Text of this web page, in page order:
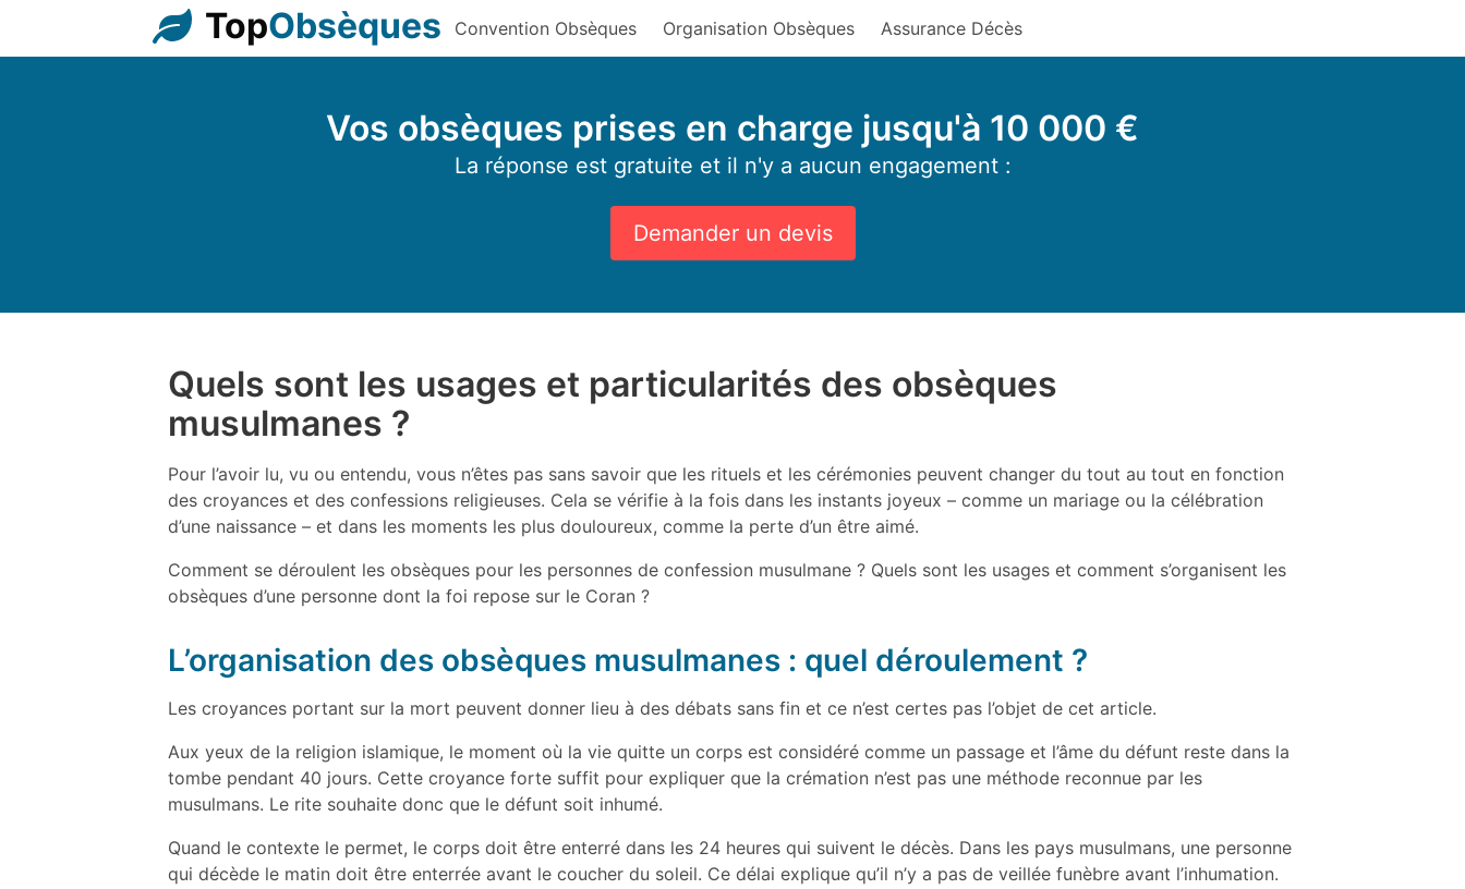
TopObsèques Convention Obsèques Organisation Obsèques Assurance Décès
Vos obsèques prises en charge jusqu'à 10 000 €
La réponse est gratuite et il n'y a aucun engagement :
Demander un devis
Quels sont les usages et particularités des obsèques
musulmanes ?
Pour l’avoir lu, vu ou entendu, vous n’êtes pas sans savoir que les rituels et les cérémonies peuvent changer du tout au tout en fonction
des croyances et des confessions religieuses. Cela se vérifie à la fois dans les instants joyeux – comme un mariage ou la célébration
d’une naissance – et dans les moments les plus douloureux, comme la perte d’un être aimé.
Comment se déroulent les obsèques pour les personnes de confession musulmane ? Quels sont les usages et comment s’organisent les
obsèques d’une personne dont la foi repose sur le Coran ?
L’organisation des obsèques musulmanes : quel déroulement ?
Les croyances portant sur la mort peuvent donner lieu à des débats sans fin et ce n’est certes pas l’objet de cet article.
Aux yeux de la religion islamique, le moment où la vie quitte un corps est considéré comme un passage et l’âme du défunt reste dans la
tombe pendant 40 jours. Cette croyance forte suffit pour expliquer que la crémation n’est pas une méthode reconnue par les
musulmans. Le rite souhaite donc que le défunt soit inhumé.
Quand le contexte le permet, le corps doit être enterré dans les 24 heures qui suivent le décès. Dans les pays musulmans, une personne
qui décède le matin doit être enterrée avant le coucher du soleil. Ce délai explique qu’il n’y a pas de veillée funèbre avant l’inhumation.